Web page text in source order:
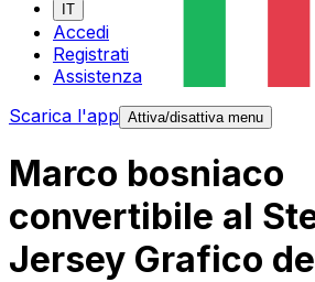
IT
Accedi
Registrati
Assistenza
Scarica l'app Attiva/disattiva menu
Marco bosniaco
convertibile al
Jersey Grafico